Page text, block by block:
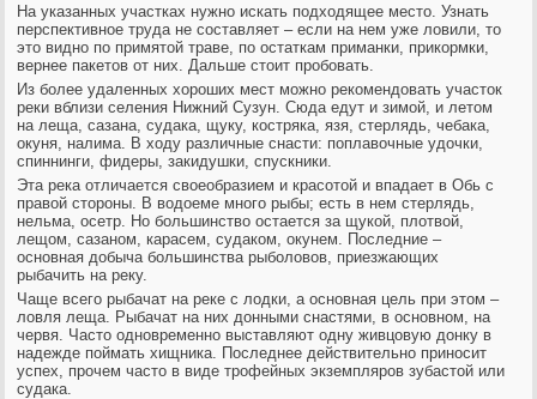
На указанных участках нужно искать подходящее место. Узнать
перспективное труда не составляет – если на нем уже ловили, то
это видно по примятой траве, по остаткам приманки, прикормки,
вернее пакетов от них. Дальше стоит пробовать.
Из более удаленных хороших мест можно рекомендовать участок
реки вблизи селения Нижний Сузун. Сюда едут и зимой, и летом
на леща, сазана, судака, щуку, костряка, язя, стерлядь, чебака,
окуня, налима. В ходу различные снасти: поплавочные удочки,
спиннинги, фидеры, закидушки, спускники.
Эта река отличается своеобразием и красотой и впадает в Обь с
правой стороны. В водоеме много рыбы; есть в нем стерлядь,
нельма, осетр. Но большинство остается за щукой, плотвой,
лещом, сазаном, карасем, судаком, окунем. Последние –
основная добыча большинства рыболовов, приезжающих
рыбачить на реку.
Чаще всего рыбачат на реке с лодки, а основная цель при этом –
ловля леща. Рыбачат на них донными снастями, в основном, на
червя. Часто одновременно выставляют одну живцовую донку в
надежде поймать хищника. Последнее действительно приносит
успех, прочем часто в виде трофейных экземпляров зубастой или
судака.